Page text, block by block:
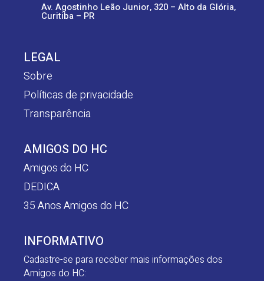
Av. Agostinho Leão Junior, 320 – Alto da Glória,
Curitiba – PR
LEGAL
Sobre
Políticas de privacidade
Transparência
AMIGOS DO HC
Amigos do HC
DEDICA
35 Anos Amigos do HC
INFORMATIVO
Cadastre-se para receber mais informações dos
Amigos do HC: